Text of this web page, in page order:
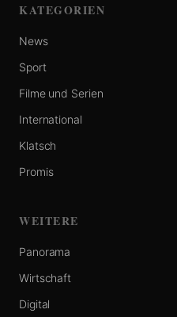
KATEGORIEN
News
Sport
Filme und Serien
International
Klatsch
Promis
WEITERE
Panorama
Wirtschaft
Digital